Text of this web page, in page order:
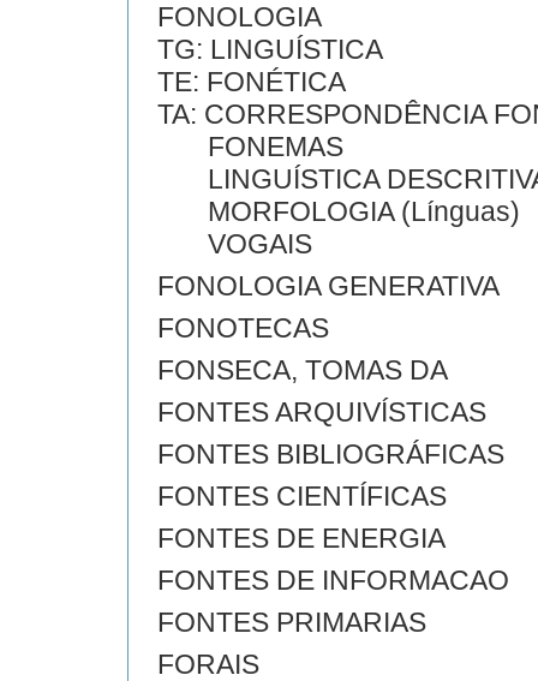
FONOLOGIA
TG: LINGUÍSTICA
TE: FONÉTICA
TA: CORRESPONDÊNCIA
FONEMAS
LINGUÍSTICA
MORFOLOGIA (Línguas)
VOGAIS
FONOLOGIA GENERATIVA
FONOTECAS
FONSECA, TOMAS DA
FONTES ARQUIVÍSTICAS
FONTES BIBLIOGRÁFICAS
FONTES CIENTÍFICAS
FONTES DE ENERGIA
FONTES DE INFORMACAO
FONTES PRIMARIAS
FORAIS